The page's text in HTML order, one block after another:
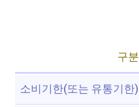
구분
소비기한(또는 유통기한)